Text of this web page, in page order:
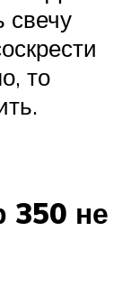
свечу
то
350 не